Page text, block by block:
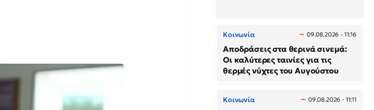
Κοινωνία 09.08.2026 - 11:16
Αποδράσεις στα θερινά σινεμά:
Οι καλύτερες ταινίες για τις
θερμές νύχτες του Αυγούστου
Κοινωνία 09.08.2026 - 11:11